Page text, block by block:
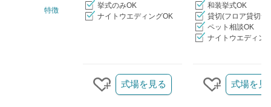
特徴
挙式のみOK
ナイトウエディングOK
和装挙式OK
貸切(フロア貸切含
ペット相談OK
ナイトウエディン
クリップする
式場を見る
クリップす
式場を見